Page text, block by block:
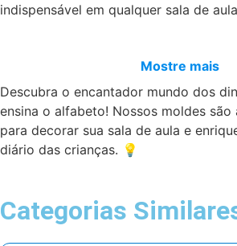
indispensável em qualquer sala de
Mostre mais
Descubra o encantador mundo dos
ensina o alfabeto! Nossos moldes
para decorar sua sala de aula e
diário das crianças. 💡
Categorias